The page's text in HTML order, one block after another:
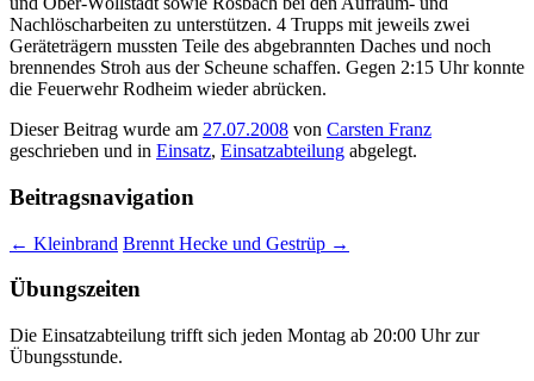
Nachlöscharbeiten zu unterstützen. 4 Trupps mit jeweils zwei
Geräteträgern mussten Teile des abgebrannten Daches und noch
brennendes Stroh aus der Scheune schaffen. Gegen 2:15 Uhr konnte
die Feuerwehr Rodheim wieder abrücken.
Dieser Beitrag wurde am 27.07.2008 von Carsten Franz
geschrieben und in Einsatz, Einsatzabteilung abgelegt.
Beitragsnavigation
← Kleinbrand Brennt Hecke und Gestrüp →
Übungszeiten
Die Einsatzabteilung trifft sich jeden Montag ab 20:00 Uhr zur
Übungsstunde.